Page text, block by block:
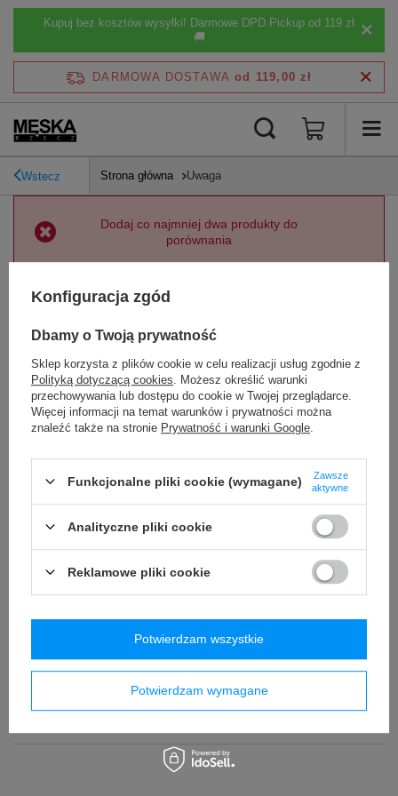
Kupuj bez kosztów wysyłki! Darmowe DPD Pickup od 119 zł
🚚
DARMOWA DOSTAWA od 119,00 zł
Wstecz Strona główna Uwaga
Dodaj co najmniej dwa produkty do
porównania
Strona główna
Zamówienia
Chcę zareklamować produkt
Chcę odstąpić od umowy
SAXX
Konfiguracja zgód
Dbamy o Twoją prywatność
Sklep korzysta z plików cookie w celu realizacji usług zgodnie z
Polityką dotyczącą cookies . Możesz określić warunki
przechowywania lub dostępu do cookie w Twojej przeglądarce.
Więcej informacji na temat warunków i prywatności można
znaleźć także na stronie Prywatność i warunki Google
Funkcjonalne pliki cookie (wymagane)
Zawsze
aktywne
Analityczne pliki cookie
Reklamowe pliki cookie
Potwierdzam wymagane
Potwierdzam wszystkie